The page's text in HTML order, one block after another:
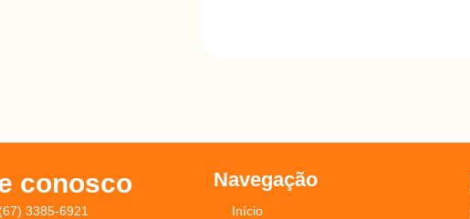
conosco
3385-6921
Navegação
Início